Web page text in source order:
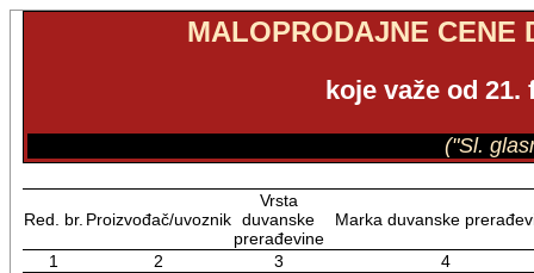
MALOPRODAJNE CENE
koje važe od
("Sl.
Red. br. Proizvođač/uvoznik
Vrsta
duvanske
prerađevine
Marka duvanske
1 2 3
4